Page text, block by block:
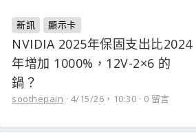
新訊 顯示卡
NVIDIA 2025年保固支出比2024
年增加 1000%，12V-2×6 的
鍋？
soothepain 4/15/26，10:30 0 留言